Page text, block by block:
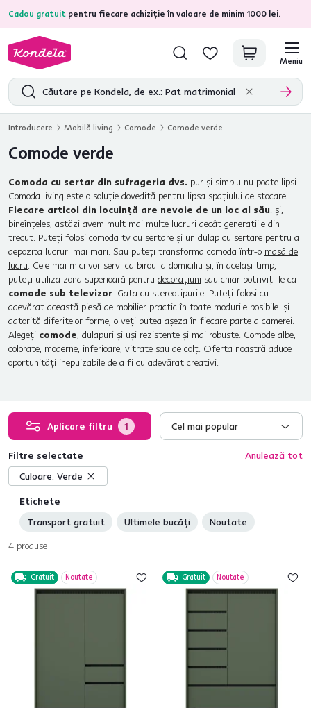
Cadou gratuit pentru fiecare achiziție în valoare de minim 1000 lei.
4,7 31.211 recenzii de produs verificate
Meniu
Introducere Mobilă living Comode Comode verde
Comode verde
Comoda cu sertar din sufrageria dvs. pur și simplu nu poate lipsi.
Comoda living este o soluție dovedită pentru lipsa spațiului de stocare.
Fiecare articol din locuință are nevoie de un loc al său. și,
bineînțeles, astăzi avem mult mai multe lucruri decât generațiile din
trecut. Puteți folosi comoda tv cu sertare și un dulap cu sertare pentru a
depozita lucruri mai mari. Sau puteți transforma comoda într-o masă de
lucru. Cele mai mici vor servi ca birou la domiciliu și, în același timp,
puteți utiliza zona superioară pentru decorațiuni sau chiar potriviți-le ca
comode sub televizor. Gata cu stereotipurile! Puteți folosi cu
adevărat această piesă de mobilier practic în toate modurile posibile. și
datorită diferitelor forme, o veți putea așeza în fiecare parte a camerei.
Alegeți comode, dulapuri și uși rezistente și mai robuste. Comode albe,
colorate, moderne, inferioare, vitrate sau de colț. Oferta noastră aduce
oportunități inepuizabile de a fi cu adevărat creativi.
Aplicare filtru 1 Cel mai popular
Etichete
Transport gratuit
Ultimele bucăți Noutate
Filtre selectate
Anulează tot
Culoare: Verde
4 produse
Gratuit Noutate Gratuit Noutate